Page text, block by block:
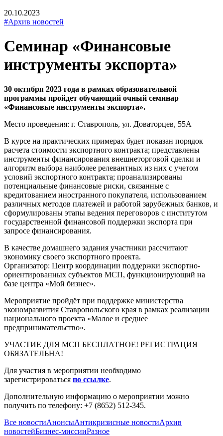
20.10.2023
#Архив новостей
Семинар «Финансовые
инструменты экспорта»
30 октября 2023 года в рамках образовательной
программы пройдет обучающий очный семинар
«Финансовые инструменты экспорта».
Место проведения: г. Ставрополь, ул. Доваторцев, 55А
В курсе на практических примерах будет показан порядок
расчета стоимости экспортного контракта; представлены
инструменты финансирования внешнеторговой сделки и
алгоритм выбора наиболее релевантных из них с учетом
условий экспортного контракта; проанализированы
потенциальные финансовые риски, связанные с
кредитованием иностранного покупателя, использованием
различных методов платежей и работой зарубежных банков, и
сформулированы этапы ведения переговоров с институтом
государственной финансовой поддержки экспорта при
запросе финансирования.
В качестве домашнего задания участники рассчитают
экономику своего экспортного проекта.
Организатор: Центр координации поддержки экспортно-
ориентированных субъектов МСП, функционирующий на
базе центра «Мой бизнес».
Мероприятие пройдёт при поддержке министерства
экономразвития Ставропольского края в рамках реализации
национального проекта «Малое и среднее
предпринимательство».
УЧАСТИЕ ДЛЯ МСП БЕСПЛАТНОЕ! РЕГИСТРАЦИЯ
ОБЯЗАТЕЛЬНА!
Для участия в мероприятии необходимо
зарегистрироваться по ссылке.
Дополнительную информацию о мероприятии можно
получить по телефону: +7 (8652) 512-345.
Все новостиАнонсыАнтикризисные новостиАрхив
новостейБизнес-миссииРазное